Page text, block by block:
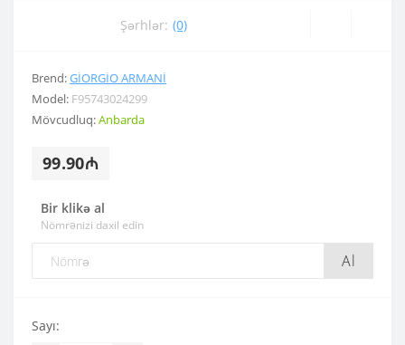
Şərhlər: (0)
Brend:GIORGIO ARMANI
Model: F95743024299
Mövcudluq:Anbarda
99.90₼
Bir klikə al
Nömrənizi daxil edin
Al
Sayı: